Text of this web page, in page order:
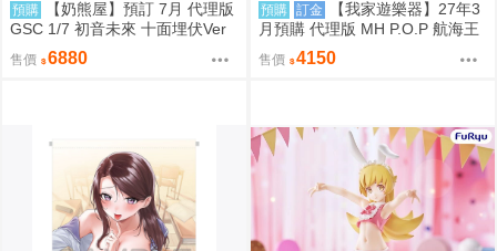
預購
【奶熊屋】預訂 7月 代理版
GSC 1/7 初音未來 十面埋伏Ver
0905
售價 6880
預購 訂金
【我家遊樂器】27年3
月預購 代理版 MH P.O.P 航海王
Elevated Boost 神之騎士團 軍子
宮
售價 4150